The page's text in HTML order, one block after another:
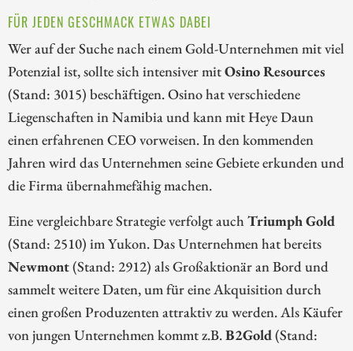
FÜR JEDEN GESCHMACK ETWAS DABEI
Wer auf der Suche nach einem Gold-Unternehmen mit viel
Potenzial ist, sollte sich intensiver mitOsino Resources
(Stand: 3015) beschäftigen. Osino hat verschiedene
Liegenschaften in Namibia und kann mit Heye Daun
einen erfahrenen CEO vorweisen. In den kommenden
Jahren wird das Unternehmen seine Gebiete erkunden und
die Firma übernahmefähig machen.
Eine vergleichbare Strategie verfolgt auchTriumph Gold
(Stand: 2510) im Yukon. Das Unternehmen hat bereits
Newmont(Stand: 2912) als Großaktionär an Bord und
sammelt weitere Daten, um für eine Akquisition durch
einen großen Produzenten attraktiv zu werden. Als Käufer
von jungen Unternehmen kommt z.B.B2Gold(Stand: